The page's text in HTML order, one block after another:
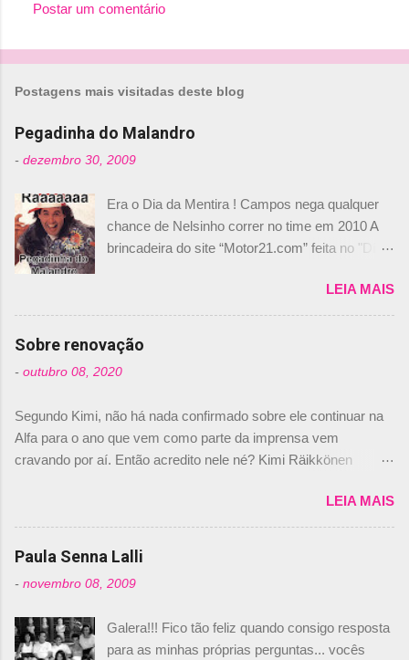
Postar um comentário
Postagens mais visitadas deste blog
Pegadinha do Malandro
- dezembro 30, 2009
Era o Dia da Mentira ! Campos nega qualquer
chance de Nelsinho correr no time em 2010 A
brincadeira do site “Motor21.com” feita no "Día
de abril –, afirmando que Nelson Piquet havia
comprado 15% das ações da Campos, dando,
com isso, um lugar no time a Nelsinho Piquet,
foi esclarecida de uma vez por todas por
Daniele Audetto, diretor da escuderia. O
não será o companheiro de Bruno Senna em
2010. "Na verdade, nós recebemos uma oferta
de Piquet", admitiu Audetto. “Mas depois de ter
dois brasileiros”, explicou, dizendo ainda que
não tem nada contra o filho do tricampeão
Nelson Piquet. “Ele é um bom piloto, rápido e
experiente.” Audetto disse ainda que a suposta
não corresponde à realidade. “O suposto 15%
de investimento seria menor do que aquilo que
LEIA MAIS
Sobre renovação
- outubro 08, 2020
Segundo Kimi, não há nada confirmado sobre ele continuar na
Alfa para o ano que vem como parte da imprensa vem
cravando por aí. Então acredito nele né? Kimi Räikkönen
truth but I’ve never had an option in my contract so that’s
should, pretty much, tell you that it’s not true." #Kimi7 #EifelGP
#AlfaRomeoRacing pic.twitter.com/77EDVn39Ia — Kimi
Romain falando sobre o fato do Iceman estar há tantos anos na
@RGrosjean ! #EifelGP 🇩🇪 #F1
LEIA MAIS
Paula Senna Lalli
- novembro 08, 2009
Galera!!! Fico tão feliz quando consigo resposta
para as minhas próprias perguntas... vocês